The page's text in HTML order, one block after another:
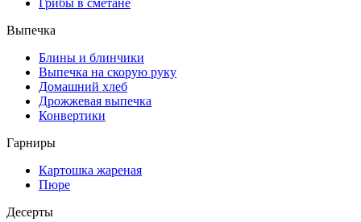
Грибы в сметане
Выпечка
Блины и блинчики
Выпечка на скорую руку
Домашний хлеб
Дрожжевая выпечка
Конвертики
Гарниры
Картошка жареная
Пюре
Десерты